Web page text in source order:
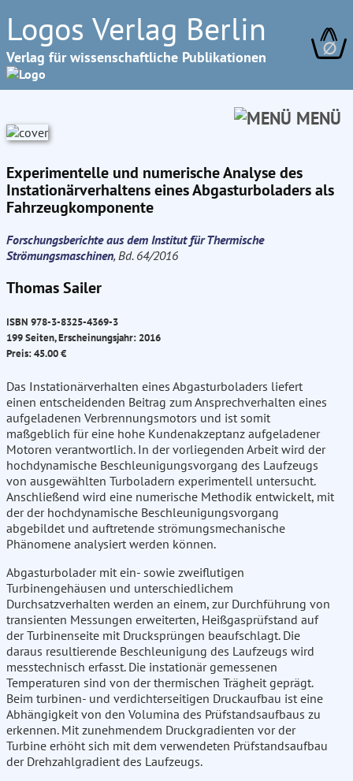
Logos Verlag Berlin
Verlag für wissenschaftliche Publikationen ∅
MENÜ
Experimentelle und numerische Analyse des
Instationärverhaltens eines Abgasturboladers als
Fahrzeugkomponente
Forschungsberichte aus dem Institut für Thermische
Strömungsmaschinen, Bd. 64/2016
Thomas Sailer
ISBN 978-3-8325-4369-3
199 Seiten, Erscheinungsjahr: 2016
Preis: 45.00 €
Das Instationärverhalten eines Abgasturboladers liefert
einen entscheidenden Beitrag zum Ansprechverhalten eines
aufgeladenen Verbrennungsmotors und ist somit
maßgeblich für eine hohe Kundenakzeptanz aufgeladener
Motoren verantwortlich. In der vorliegenden Arbeit wird der
hochdynamische Beschleunigungsvorgang des Laufzeugs
von ausgewählten Turboladern experimentell untersucht.
Anschließend wird eine numerische Methodik entwickelt, mit
der der hochdynamische Beschleunigungsvorgang
abgebildet und auftretende strömungsmechanische
Phänomene analysiert werden können.
Abgasturbolader mit ein- sowie zweiflutigen
Turbinengehäusen und unterschiedlichem
Durchsatzverhalten werden an einem, zur Durchführung von
transienten Messungen erweiterten, Heißgasprüfstand auf
der Turbinenseite mit Drucksprüngen beaufschlagt. Die
daraus resultierende Beschleunigung des Laufzeugs wird
messtechnisch erfasst. Die instationär gemessenen
Temperaturen sind von der thermischen Trägheit geprägt.
Beim turbinen- und verdichterseitigen Druckaufbau ist eine
Abhängigkeit von den Volumina des Prüfstandsaufbaus zu
erkennen. Mit zunehmendem Druckgradienten vor der
Turbine erhöht sich mit dem verwendeten Prüfstandsaufbau
der Drehzahlgradient des Laufzeugs.